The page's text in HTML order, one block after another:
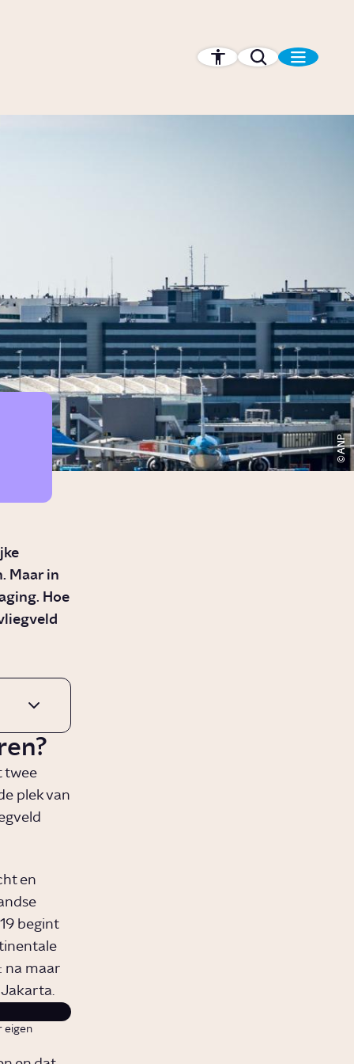
ANP
Maar in
Hoe
twee
plek van
en
begint
na maar
eigen